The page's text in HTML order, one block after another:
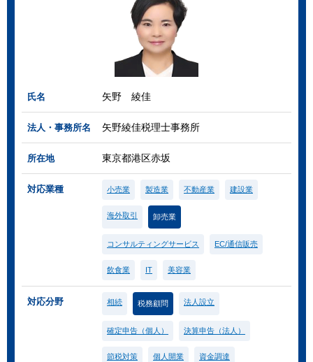
氏名 矢野 綾佳
法人・事務所名 矢野綾佳税理士事務所
所在地 東京都港区赤坂
対応業種 小売業 製造業 不動産業 建設業
海外取引 卸売業
コンサルティングサービス EC/通信販売
飲食業 IT 美容業
対応分野 相続 税務顧問 法人設立
確定申告（個人） 決算申告（法人）
節税対策 個人開業 資金調達